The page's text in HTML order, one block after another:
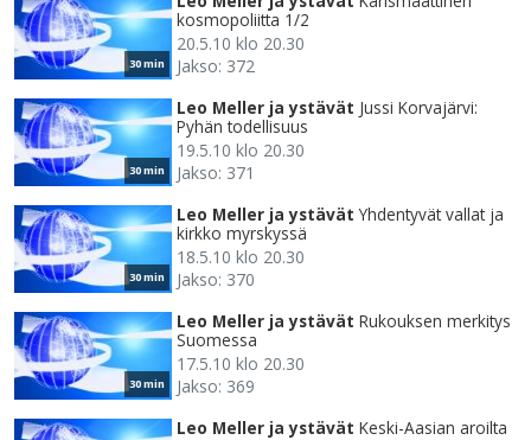
30 min
kosmopoliitta 1/2
20.5.10 klo 20.30
Jakso: 372
30 min
Leo Meller ja ystävät Jussi Korvajärvi:
Pyhän todellisuus
19.5.10 klo 20.30
Jakso: 371
30 min
Leo Meller ja ystävät Yhdentyvät vallat ja
kirkko myrskyssä
18.5.10 klo 20.30
Jakso: 370
30 min
Leo Meller ja ystävät Rukouksen merkitys
Suomessa
17.5.10 klo 20.30
Jakso: 369
Leo Meller ja ystävät Keski-Aasian aroilta